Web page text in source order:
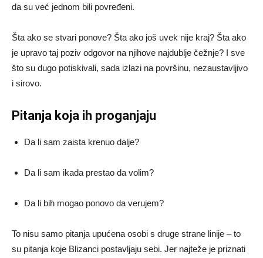
da su već jednom bili povređeni.
Šta ako se stvari ponove? Šta ako još uvek nije kraj? Šta ako
je upravo taj poziv odgovor na njihove najdublje čežnje? I sve
što su dugo potiskivali, sada izlazi na površinu, nezaustavljivo
i sirovo.
Pitanja koja ih proganjaju
Da li sam zaista krenuo dalje?
Da li sam ikada prestao da volim?
Da li bih mogao ponovo da verujem?
To nisu samo pitanja upućena osobi s druge strane linije – to
su pitanja koje Blizanci postavljaju sebi. Jer najteže je priznati